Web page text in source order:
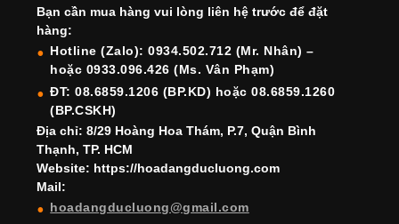
b
o
o
k
a
m
st dI
n
u
b
e
u
b
e
h
Bạn cần mua hàng vui lòng liên hệ trước để đặt
hàng:
Hotline (Zalo): 0934.502.712 (Mr. Nhân) –
hoặc 0933.096.426 (Ms. Vân Phạm)
ĐT: 08.6859.1206 (BP.KD) hoặc 08.6859.1260
(BP.CSKH)
Địa chỉ: 8/29 Hoàng Hoa Thám, P.7, Quận Bình
Thạnh, TP. HCM
Website: https://hoadangducluong.com
Mail:
hoadangducluong@gmail.com